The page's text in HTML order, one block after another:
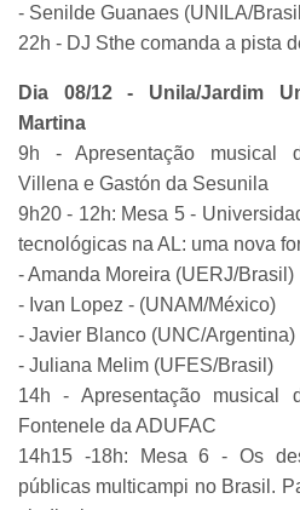
- Senilde Guanaes (UNILA/
22h - DJ Sthe comanda a pista
Dia 08/12 - Unila/Jardim
Martina
9h - Apresentação musical
Villena e Gastón da Sesunila
9h20 - 12h: Mesa 5 -
tecnológicas na AL: uma nova
- Amanda Moreira (UERJ/Brasil)
- Ivan Lopez - (UNAM/México)
- Javier Blanco (UNC/Argentina)
- Juliana Melim (UFES/Brasil)
14h - Apresentação musical
Fontenele da ADUFAC
14h15 -18h: Mesa 6 - Os
públicas multicampi no Brasil.